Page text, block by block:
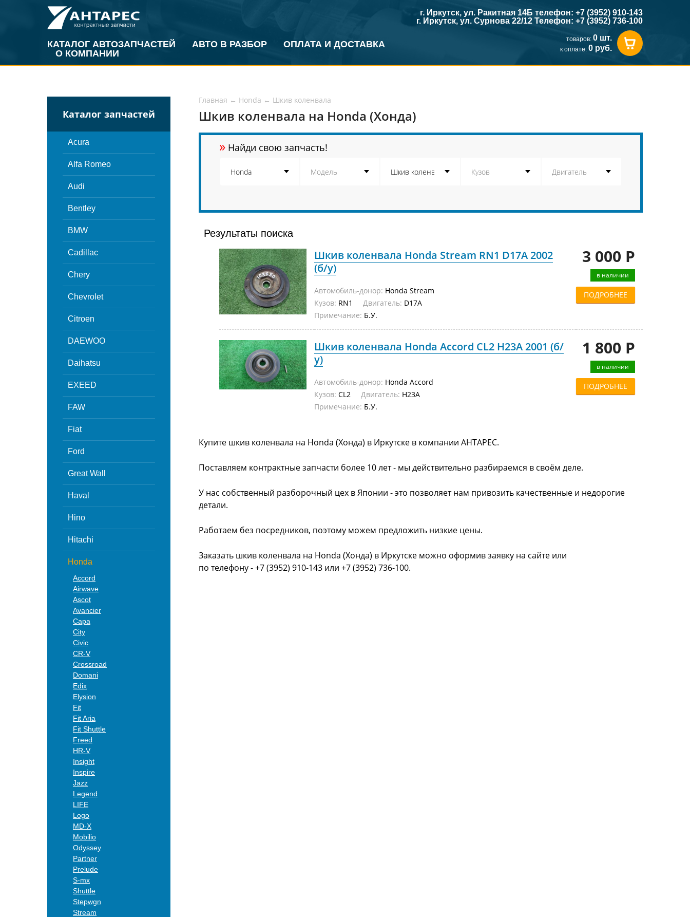
КАТАЛОГ АВТОЗАПЧАСТЕЙ АВТО В РАЗБОР
ОПЛАТА И ДОСТАВКА
О КОМПАНИИ
г. Иркутск, ул. Ракитная 14Б телефон: +7 (3952) 910-143
г. Иркутск, ул. Сурнова 22/12 Телефон: +7 (3952) 736-100
товаров: 0 шт.
к оплате: 0 руб.
Каталог запчастей
Acura
Alfa Romeo
Audi
Bentley
BMW
Cadillac
Chery
Chevrolet
Citroen
DAEWOO
Daihatsu
EXEED
FAW
Fiat
Ford
Great Wall
Haval
Hino
Hitachi
Honda
Accord
Airwave
Ascot
Avancier
Capa
City
Civic
CR-V
Crossroad
Domani
Edix
Elysion
Fit
Fit Aria
Fit Shuttle
Freed
HR-V
Insight
Inspire
Jazz
Legend
LIFE
Logo
MD-X
Mobilio
Odyssey
Partner
Prelude
S-mx
Shuttle
Stepwgn
Stream
Главная ← Honda ← Шкив коленвала
Шкив коленвала на Honda (Хонда)
» Найди свою запчасть!
Результаты поиска
Шкив коленвала Honda Stream RN1 D17A 2002
(б/у)
Автомобиль-донор: Honda Stream
Кузов: RN1 Двигатель: D17A
Примечание: Б.У.
3 000 Р
в наличии
ПОДРОБНЕЕ
Шкив коленвала Honda Accord CL2 H23A 2001 (б/
у)
Автомобиль-донор: Honda Accord
Кузов: CL2 Двигатель: H23A
Примечание: Б.У.
1 800 Р
в наличии
ПОДРОБНЕЕ
Купите шкив коленвала на Honda (Хонда) в Иркутске в компании АНТАРЕС.
Поставляем контрактные запчасти более 10 лет - мы действительно разбираемся в своём деле.
У нас собственный разборочный цех в Японии - это позволяет нам привозить качественные и недорогие
детали.
Работаем без посредников, поэтому можем предложить низкие цены.
Заказать шкив коленвала на Honda (Хонда) в Иркутске можно оформив заявку на сайте или
по телефону - +7 (3952) 910-143 или +7 (3952) 736-100.